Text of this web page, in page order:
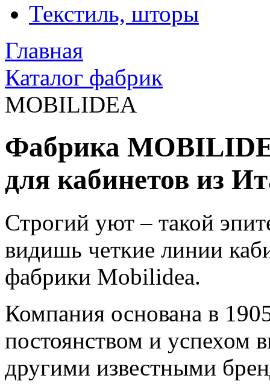
Текстиль, шторы
Главная
Каталог фабрик
MOBILIDEA
Фабрика
для кабинетов из
Строгий уют – такой
видишь четкие линии
фабрики Mobilidea.
Компания основана в
постоянством и успехом
другими известными